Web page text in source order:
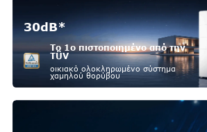
30dB*
Το 1ο πιστοποιημένο από την
TÜV
οικιακό ολοκληρωμένο σύστημα
χαμηλού θορύβου